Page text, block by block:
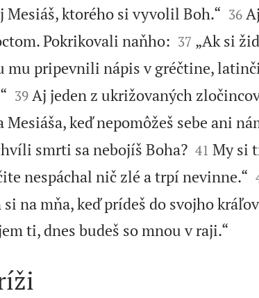
Mesiáš, ktorého si vyvolil Boh.“
36
Pokrikovali naňho:
37 „Ak si
mu pripevnili nápis v gréčtine,

39 Aj jeden z ukrižovaných
keď nepomôžeš sebe ani
smrti sa nebojíš Boha?
41 My si
nespáchal nič zlé a trpí nevinne.“
na mňa, keď prídeš do svojho
ti, dnes budeš so mnou v raji.“